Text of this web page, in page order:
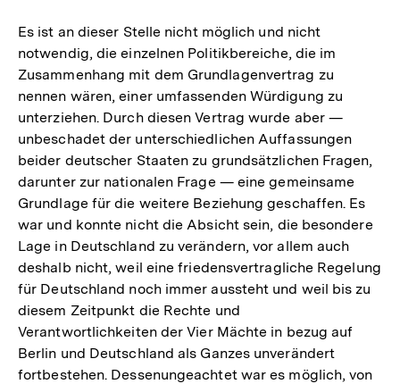
Es ist an dieser Stelle nicht möglich und nicht
notwendig, die einzelnen Politikbereiche, die im
Zusammenhang mit dem Grundlagenvertrag zu
nennen wären, einer umfassenden Würdigung zu
unterziehen. Durch diesen Vertrag wurde aber —
unbeschadet der unterschiedlichen Auffassungen
beider deutscher Staaten zu grundsätzlichen Fragen,
darunter zur nationalen Frage — eine gemeinsame
Grundlage für die weitere Beziehung geschaffen. Es
war und konnte nicht die Absicht sein, die besondere
Lage in Deutschland zu verändern, vor allem auch
deshalb nicht, weil eine friedensvertragliche Regelung
für Deutschland noch immer aussteht und weil bis zu
diesem Zeitpunkt die Rechte und
Verantwortlichkeiten der Vier Mächte in bezug auf
Berlin und Deutschland als Ganzes unverändert
fortbestehen. Dessenungeachtet war es möglich, von